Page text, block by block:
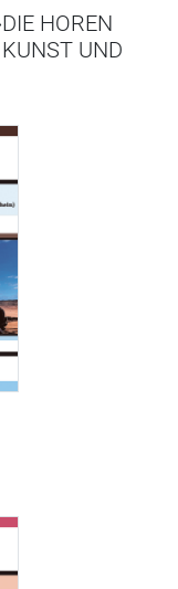
HOREN
UND